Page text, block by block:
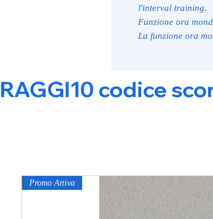
l'interval training.
Funzione ora
La funzione ora
RAGGI10 codice
Promo Attiva